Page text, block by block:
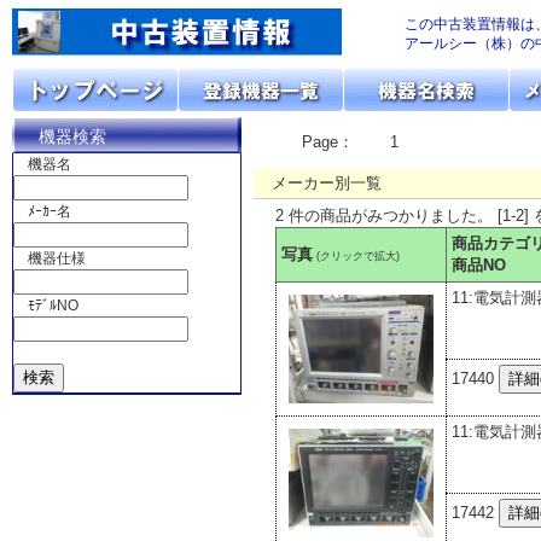
この中古装置情報は
アールシー（株）
機器検索
機器名
ﾒｰｶｰ名
機器仕様
ﾓﾃﾞﾙNO
Page： 1
メーカー別一覧
2 件の商品がみつかりました。 [1-2]
写真 (クリックで拡大)
商品カテゴ
商品NO
11:電気計測
17440
11:電気計測
17442